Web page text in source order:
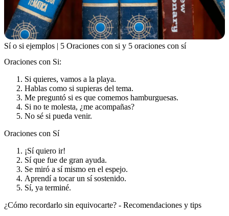
Sí o si ejemplos | 5 Oraciones con si y 5 oraciones con sí
Oraciones con Si:
Si quieres, vamos a la playa.
Hablas como si supieras del tema.
Me preguntó si es que comemos hamburguesas.
Si no te molesta, ¿me acompañas?
No sé si pueda venir.
Oraciones con Sí
¡Sí quiero ir!
Sí que fue de gran ayuda.
Se miró a sí mismo en el espejo.
Aprendí a tocar un sí sostenido.
Sí, ya terminé.
¿Cómo recordarlo sin equivocarte? - Recomendaciones y tips